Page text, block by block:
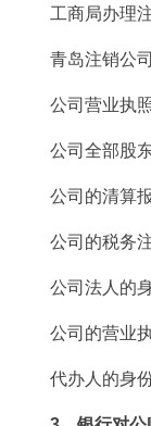
工商局办理
青岛注销公
公司营业执
公司全部股
公司的清算
公司的税务
公司法人的
公司的营业
代办人的身